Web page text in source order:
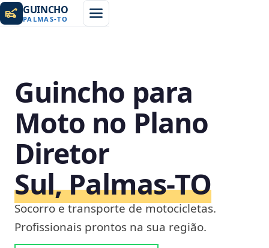
GUINCHO
PALMAS-TO
Guincho para
Moto no Plano
Diretor
Sul, Palmas‑TO
Socorro e transporte de motocicletas.
Profissionais prontos na sua região.